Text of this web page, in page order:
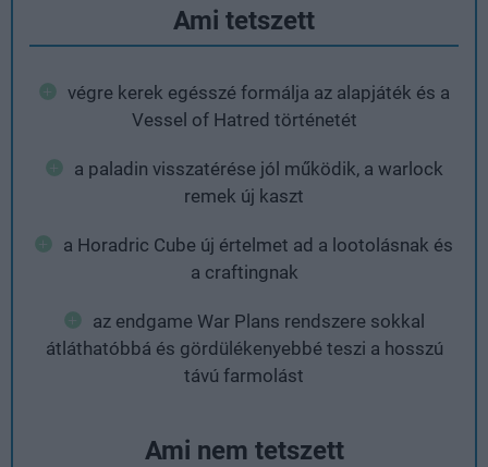
Ami tetszett
végre kerek egésszé formálja az alapjáték és a
Vessel of Hatred történetét
a paladin visszatérése jól működik, a warlock
remek új kaszt
a Horadric Cube új értelmet ad a lootolásnak és
a craftingnak
az endgame War Plans rendszere sokkal
átláthatóbbá és gördülékenyebbé teszi a hosszú
távú farmolást
Ami nem tetszett